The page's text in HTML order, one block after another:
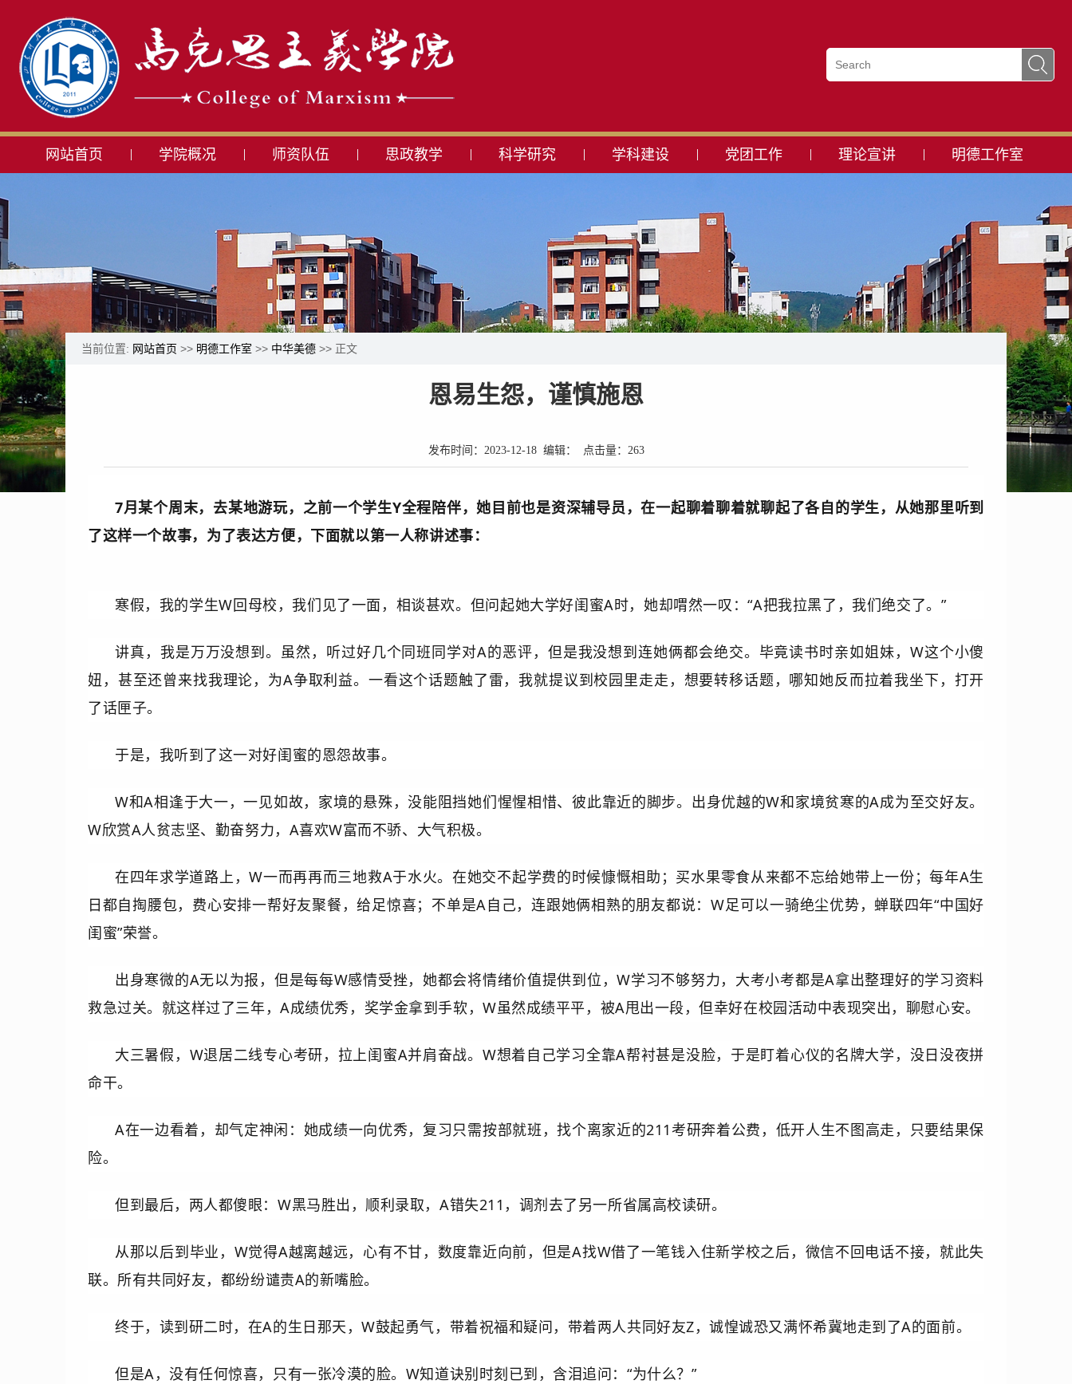
网站首页 学院概况 师资队伍 思政教学 科学研究 学科建设 党团工作 理论宣讲 明德工作室
当前位置: 网站首页 >> 明德工作室 >> 中华美德 >> 正文
恩易生怨，谨慎施恩
发布时间：2023-12-18 编辑： 点击量： 263
7月某个周末，去某地游玩，之前一个学生Y全程陪伴，她目前也是资深辅导员，在一起聊着聊着就聊起了各自的学生，从她那里听到
了这样一个故事，为了表达方便，下面就以第一人称讲述事：
寒假，我的学生W回母校，我们见了一面，相谈甚欢。但问起她大学好闺蜜A时，她却喟然一叹：“A把我拉黑了，我们绝交了。”
讲真，我是万万没想到。虽然，听过好几个同班同学对A的恶评，但是我没想到连她俩都会绝交。毕竟读书时亲如姐妹，W这个小傻
妞，甚至还曾来找我理论，为A争取利益。一看这个话题触了雷，我就提议到校园里走走，想要转移话题，哪知她反而拉着我坐下，打开
了话匣子。
于是，我听到了这一对好闺蜜的恩怨故事。
W和A相逢于大一，一见如故，家境的悬殊，没能阻挡她们惺惺相惜、彼此靠近的脚步。出身优越的W和家境贫寒的A成为至交好友。
W欣赏A人贫志坚、勤奋努力，A喜欢W富而不骄、大气积极。
在四年求学道路上，W一而再再而三地救A于水火。在她交不起学费的时候慷慨相助；买水果零食从来都不忘给她带上一份；每年A生
日都自掏腰包，费心安排一帮好友聚餐，给足惊喜；不单是A自己，连跟她俩相熟的朋友都说：W足可以一骑绝尘优势，蝉联四年“中国好
闺蜜”荣誉。
出身寒微的A无以为报，但是每每W感情受挫，她都会将情绪价值提供到位，W学习不够努力，大考小考都是A拿出整理好的学习资料
救急过关。就这样过了三年，A成绩优秀，奖学金拿到手软，W虽然成绩平平，被A甩出一段，但幸好在校园活动中表现突出，聊慰心安。
大三暑假，W退居二线专心考研，拉上闺蜜A并肩奋战。W想着自己学习全靠A帮衬甚是没脸，于是盯着心仪的名牌大学，没日没夜拼
命干。
A在一边看着，却气定神闲：她成绩一向优秀，复习只需按部就班，找个离家近的211考研奔着公费，低开人生不图高走，只要结果保
险。
但到最后，两人都傻眼：W黑马胜出，顺利录取，A错失211，调剂去了另一所省属高校读研。
从那以后到毕业，W觉得A越离越远，心有不甘，数度靠近向前，但是A找W借了一笔钱入住新学校之后，微信不回电话不接，就此失
联。所有共同好友，都纷纷谴责A的新嘴脸。
终于，读到研二时，在A的生日那天，W鼓起勇气，带着祝福和疑问，带着两人共同好友Z，诚惶诚恐又满怀希冀地走到了A的面前。
但是A，没有任何惊喜，只有一张冷漠的脸。W知道诀别时刻已到，含泪追问：“为什么？”